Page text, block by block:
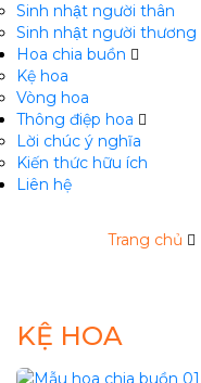
Sinh nhật người thân
Sinh nhật người thương
Hoa chia buồn
Kệ hoa
Vòng hoa
Thông điệp hoa
Lời chúc ý nghĩa
Kiến thức hữu ích
Liên hệ
Trang chủ
KỆ HOA